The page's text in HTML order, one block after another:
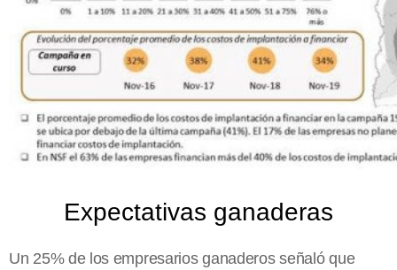
Expectativas ganaderas
Un 25% de los empresarios ganaderos señaló que